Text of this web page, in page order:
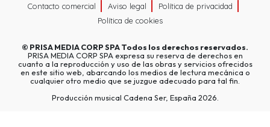
Contacto comercial Aviso legal
Política de privacidad
Política de cookies
© PRISA MEDIA CORP SPATodos los derechos reservados.
PRISA MEDIA CORP SPA expresa su reserva de derechos en
cuanto a la reproducción y uso de las obras y servicios ofrecidos
en este sitio web, abarcando los medios de lectura mecánica o
cualquier otro medio que se juzgue adecuado para tal fin.
Producción musical Cadena Ser, España 2026.